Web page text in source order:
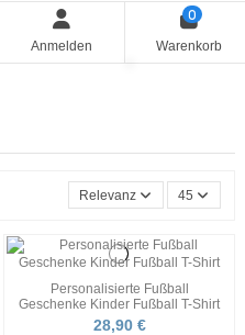
Anmelden
0
Warenkorb
Relevanz 45
Personalisierte Fußball
Geschenke Kinder Fußball T-Shirt
28,90 €